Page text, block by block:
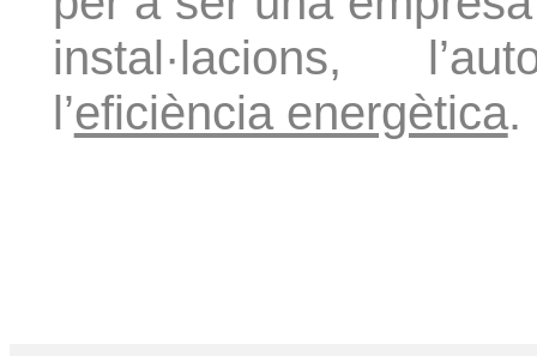
instal·lacions,
l’eficiència energètica.